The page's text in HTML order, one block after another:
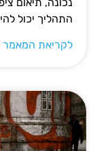
התהליך יכול
לקריאת המאמר